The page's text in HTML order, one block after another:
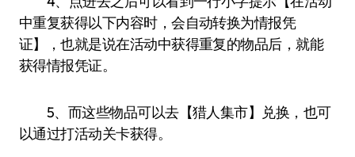
中重复获得以下内容时，会自动转换为情报凭
证】，也就是说在活动中获得重复的物品后，就能
获得情报凭证。
5、而这些物品可以去【猎人集市】兑换，也可
以通过打活动关卡获得。